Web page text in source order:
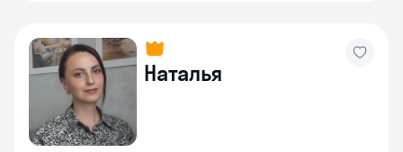
Наталья